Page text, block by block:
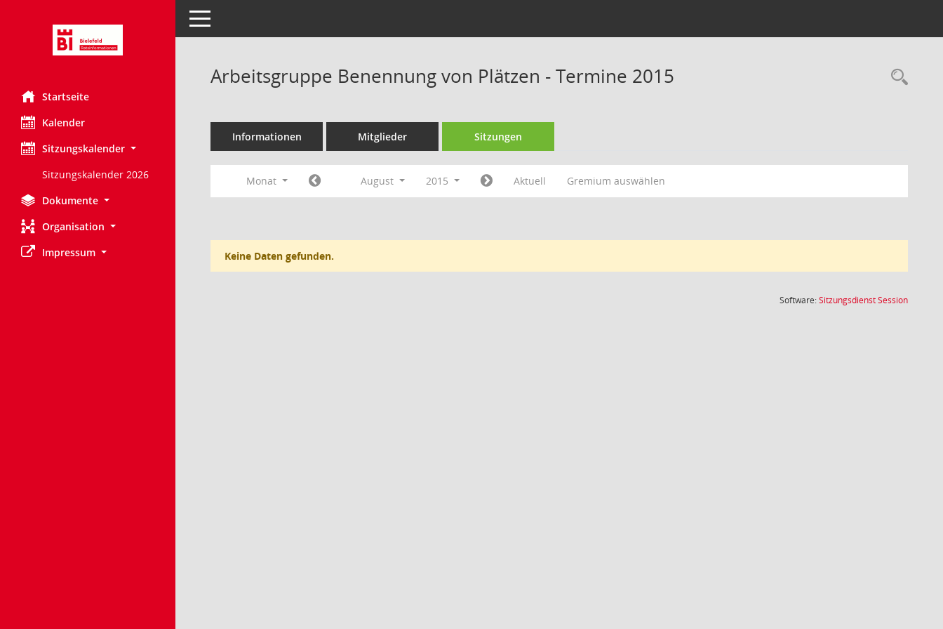
Startseite
Kalender
Sitzungskalender
Sitzungskalender 2026
Dokumente
Organisation
Impressum
Toggle navigation
Arbeitsgruppe Benennung von Plätzen - Termine 2015
Informationen Mitglieder Sitzungen
Monat August 2015 Aktuell Gremium auswählen
Keine Daten gefunden.
Software:SitzungsdienstSession(Wird in